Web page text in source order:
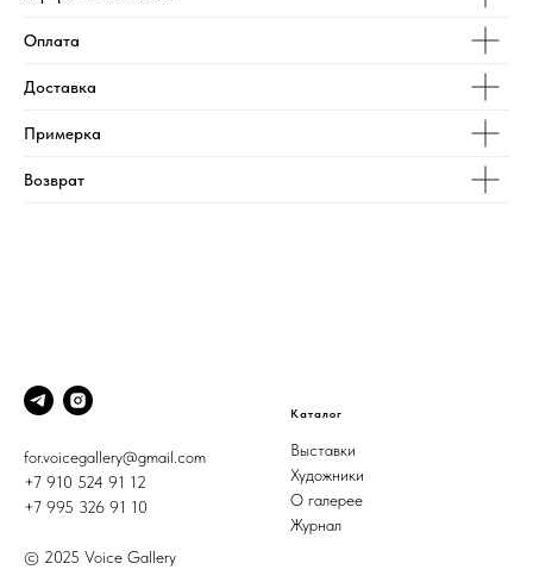
Оплата
Доставка
Примерка
Возврат
for.voicegallery@gmail.com
+7 910 524 91 12
+7 995 326 91 10
© 2025 Voice Gallery
Каталог
Выставки
Художники
О галерее
Журнал